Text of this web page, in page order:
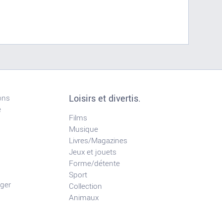
Loisirs et divertis.
Films
Musique
Livres/Magazines
Jeux et jouets
Forme/détente
Sport
Collection
Animaux